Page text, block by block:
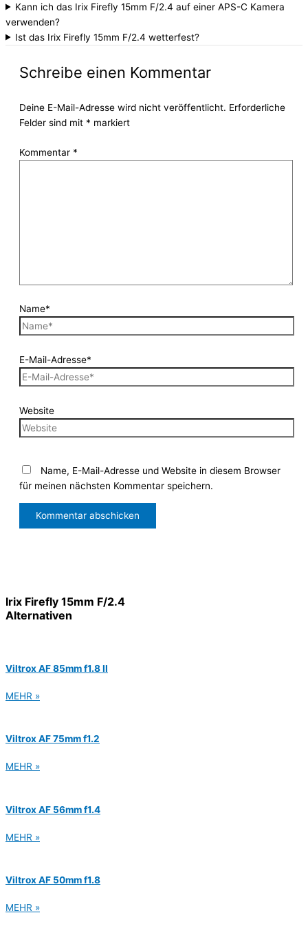
Kann ich das Irix Firefly 15mm F/2.4 auf einer APS-C Kamera
verwenden?
Ist das Irix Firefly 15mm F/2.4 wetterfest?
Schreibe einen Kommentar
Deine E-Mail-Adresse wird nicht veröffentlicht. Erforderliche
Felder sind mit * markiert
Kommentar *
Name*
E-Mail-Adresse*
Website
Name, E-Mail-Adresse und Website in diesem Browser
für meinen nächsten Kommentar speichern.
Irix Firefly 15mm F/2.4
Alternativen
Viltrox AF 85mm f1.8 II
MEHR »
Viltrox AF 75mm f1.2
MEHR »
Viltrox AF 56mm f1.4
MEHR »
Viltrox AF 50mm f1.8
MEHR »